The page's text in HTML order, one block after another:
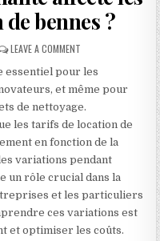
bennes ?
LEAVE A COMMENTON COMMENT LA
essentiel pour les
et même pour
de nettoyage.
les tarifs de location de
en fonction de la
variations pendant
un rôle crucial dans la
et les particuliers
ces variations est
et optimiser les coûts.